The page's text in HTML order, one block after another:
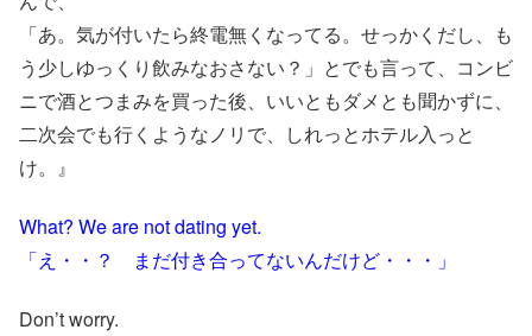
「あ。気が付いたら終電無くなってる。せっかくだし、も
う少しゆっくり飲みなおさない？」とでも言って、コンビ
ニで酒とつまみを買った後、いいともダメとも聞かずに、
二次会でも行くようなノリで、しれっとホテル入っと
け。』
What? We are not dating yet.
「え・・？ まだ付き合ってないんだけど・・・」
Don’t worry.